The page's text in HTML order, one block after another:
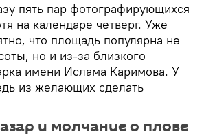
пять пар фотографирующихся
на календаре четверг. Уже
что площадь популярна не
но и из-за близкого
имени Ислама Каримова. У
из желающих сделать
и молчание о плове